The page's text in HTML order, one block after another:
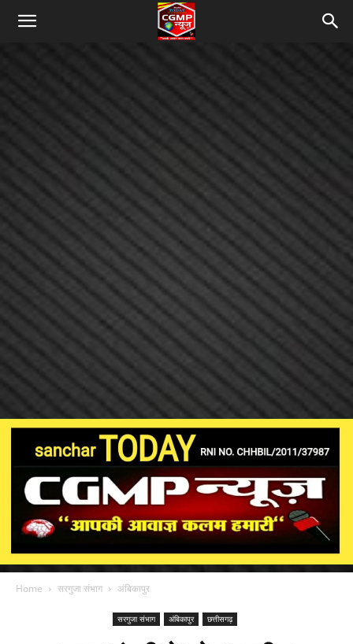
Home सरगुजा संभाग अंबिकापुर
सरगुजा संभाग अंबिकापुर छत्तीसगढ़